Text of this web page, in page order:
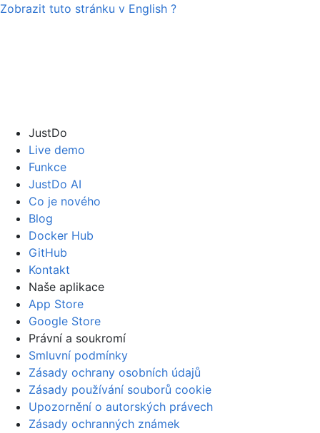
Zobrazit tuto stránku v English ?
JustDo
Live demo
Funkce
JustDo AI
Co je nového
Blog
Docker Hub
GitHub
Kontakt
Naše aplikace
App Store
Google Store
Právní a soukromí
Smluvní podmínky
Zásady ochrany osobních údajů
Zásady používání souborů cookie
Upozornění o autorských právech
Zásady ochranných známek